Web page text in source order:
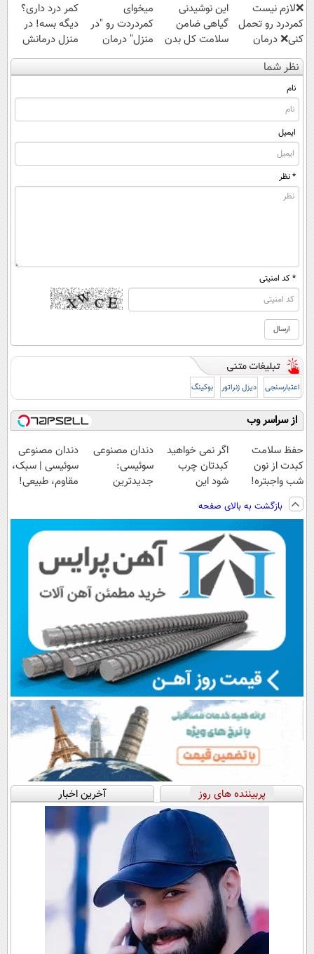
❌لازم نیست
کمردرد رو تحمل
کنی❌ درمان
بدون جراحی و
قرص
(پرسشنامه)
این نوشیدنی
گیاهی ضامن
سلامت کل بدن
مخصوصا کبد
است
میخوای
کمردردت رو "در
منزل" درمان
کنی؟ (◂فیلم +
◂پرسش‌نامه)
کمر درد داری؟
دیگه بسه! در
منزل درمانش
کن
(◀پرسش‌نامه)
نظر شما
نام
ایمیل
* نظر
* کد امنیتی
اعتبارسنجی دیزل ژنراتور بوکینگ
از سراسر وب
حفظ سلامت
کبدت از نون
شب واجبتره!
اگر نمی خواهید
کبدتان چرب
شود این
طعم را بنوشید
دندان مصنوعی
سوئیسی:
جدیدترین
پرداخت قسطی
دندان مصنوعی
سوئیسی | سبک،
مقاوم، طبیعی!
اقساطی😍
بازگشت به بالای صفحه
پربیننده های روز آخرین اخبار